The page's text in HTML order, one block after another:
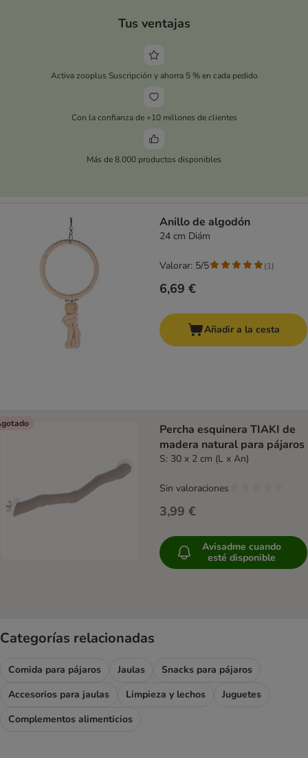
Tus ventajas
Activa zooplus Suscripción y ahorra 5 % en cada pedido
Con la confianza de +10 millones de clientes
Más de 8.000 productos disponibles
Anillo de algodón
24 cm Diám
6,69 €
Valorar: 5/5 (1)
Añadir a la cesta
Percha esquinera TIAKI de
madera natural para pájaros
S: 30 x 2 cm (L x An)
3,99 €
Sin valoraciones
Avisadme cuando
esté disponible
Categorías relacionadas
Comida para pájaros Jaulas
Snacks para pájaros
Accesorios para jaulas
Limpieza y lechos
Juguetes
Complementos alimenticios